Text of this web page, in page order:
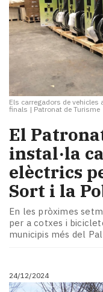
Els carregadors de
finals | Patronat de Turisme
El
instal·la
elèctrics
Sort i la
En les pròximes
per a cotxes i
municipis més del
24/12/2024